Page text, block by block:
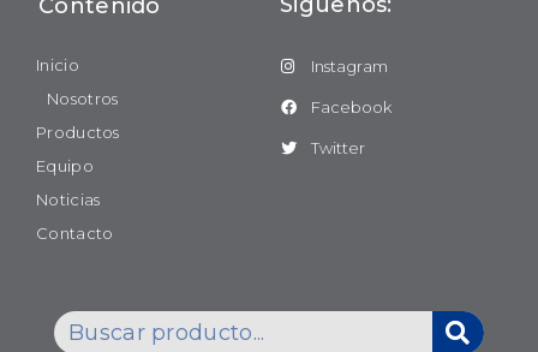
Contenido
Inicio
Nosotros
Productos
Equipo
Noticias
Contacto
Instagram
Facebook
Twitter